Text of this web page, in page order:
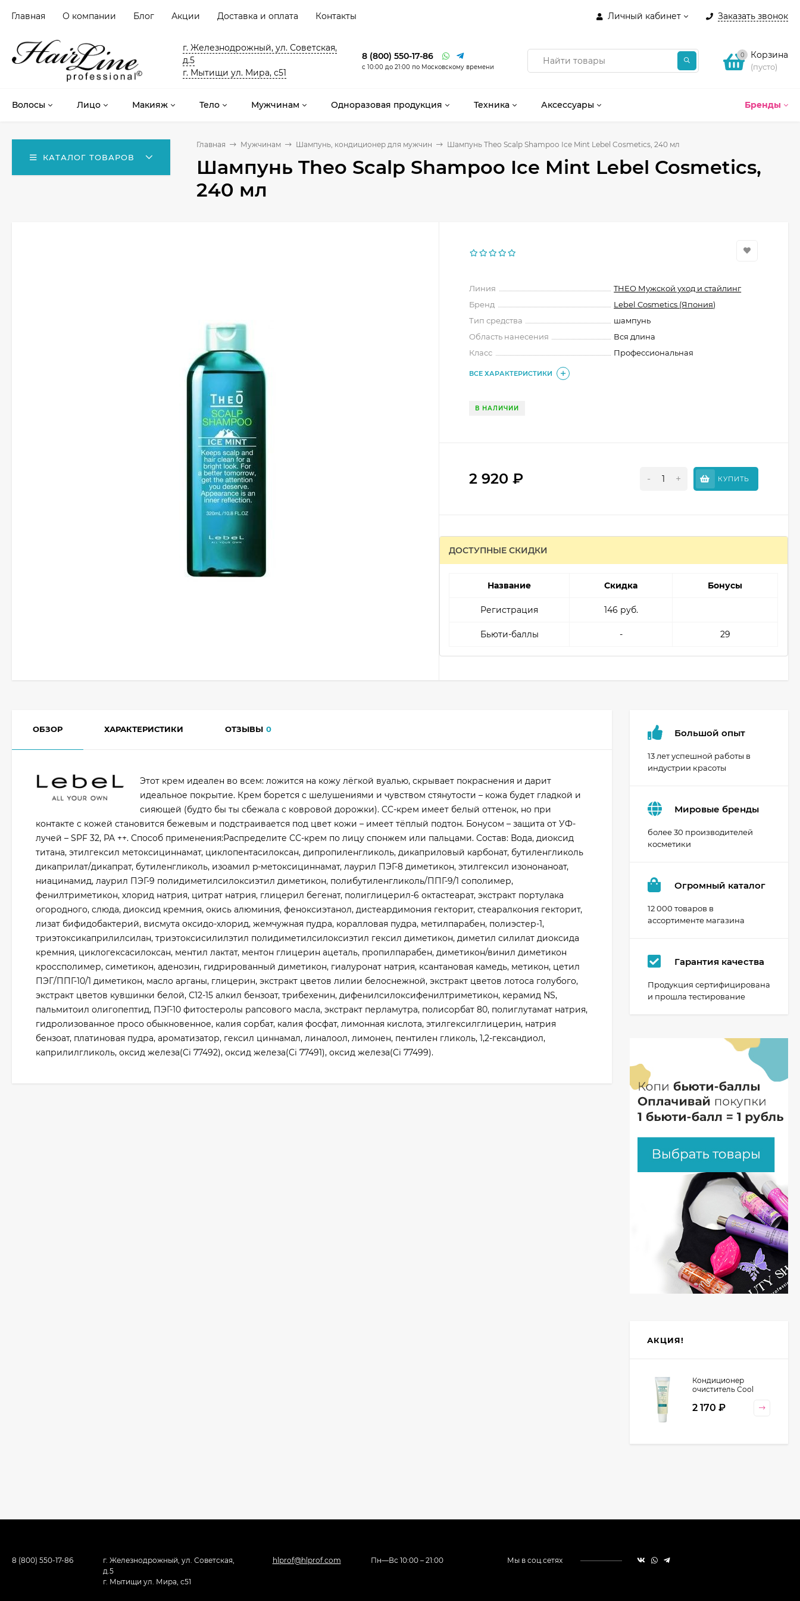
Личный кабинет Заказать звонок
Главная О компании Блог Акции Доставка и оплата Контакты
г. Железнодрожный, ул. Советская,
д.5
г. Мытищи ул. Мира, с51
8 (800) 550-17-86
с 10:00 до 21:00 по Московскому времени
0 Корзина
(пусто)
Бренды
Волосы Лицо Макияж Тело Мужчинам Одноразовая продукция Техника Аксессуары
КАТАЛОГ ТОВАРОВ
Главная Мужчинам Шампунь, кондиционер для мужчин Шампунь Theo Scalp Shampoo Ice Mint Lebel Cosmetics, 240 мл
Шампунь Theo Scalp Shampoo Ice Mint Lebel Cosmetics,
240 мл
Линия
THEO Мужской уход и стайлинг
Бренд
Lebel Cosmetics (Япония)
Тип средства
шампунь
Область нанесения
Вся длина
Класс
Профессиональная
ВСЕ ХАРАКТЕРИСТИКИ
В НАЛИЧИИ
2 920₽ - + КУПИТЬ
ДОСТУПНЫЕ СКИДКИ
Название Скидка Бонусы
Регистрация 146 руб.
Бьюти-баллы - 29
ОБЗОР ХАРАКТЕРИСТИКИ ОТЗЫВЫ 0
Этот крем идеален во всем: ложится на кожу лёгкой вуалью, скрывает покраснения и дарит
идеальное покрытие. Крем борется с шелушениями и чувством стянутости – кожа будет гладкой и
сияющей (будто бы ты сбежала с ковровой дорожки). CC-крем имеет белый оттенок, но при
контакте с кожей становится бежевым и подстраивается под цвет кожи – имеет тёплый подтон. Бонусом – защита от УФ-
лучей – SPF 32, PA ++. Способ применения:Распределите СС-крем по лицу спонжем или пальцами. Состав: Вода, диоксид
титана, этилгексил метоксициннамат, циклопентасилоксан, дипропиленгликоль, дикаприловый карбонат, бутиленгликоль
дикаприлат/дикапрат, бутиленгликоль, изоамил p-метоксициннамат, лаурил ПЭГ-8 диметикон, этилгексил изононаноат,
ниацинамид, лаурил ПЭГ-9 полидиметилсилоксиэтил диметикон, полибутиленгликоль/ППГ-9/1 сополимер,
фенилтриметикон, хлорид натрия, цитрат натрия, глицерил бегенат, полиглицерил-6 октастеарат, экстракт портулака
огородного, слюда, диоксид кремния, окись алюминия, феноксиэтанол, дистеардимония гекторит, стеаралкония гекторит,
лизат бифидобактерий, висмута оксидо-хлорид, жемчужная пудра, коралловая пудра, метилпарабен, полиэстер-1,
триэтоксикаприлилсилан, триэтоксисилилэтил полидиметилсилоксиэтил гексил диметикон, диметил силилат диоксида
кремния, циклогексасилоксан, ментил лактат, ментон глицерин ацеталь, пропилпарабен, диметикон/винил диметикон
кроссполимер, симетикон, аденозин, гидрированный диметикон, гиалуронат натрия, ксантановая камедь, метикон, цетил
ПЭГ/ППГ-10/1 диметикон, масло арганы, глицерин, экстракт цветов лилии белоснежной, экстракт цветов лотоса голубого,
экстракт цветов кувшинки белой, С12-15 алкил бензоат, трибехенин, дифенилсилоксифенилтриметикон, керамид NS,
пальмитоил олигопептид, ПЭГ-10 фитостеролы рапсового масла, экстракт перламутра, полисорбат 80, полиглутамат натрия,
гидролизованное просо обыкновенное, калия сорбат, калия фосфат, лимонная кислота, этилгексилглицерин, натрия
бензоат, платиновая пудра, ароматизатор, гексил циннамал, линалоол, лимонен, пентилен гликоль, 1,2-гександиол,
каприлилгликоль, оксид железа(Ci 77492), оксид железа(Ci 77491), оксид железа(Ci 77499).
Большой опыт
13 лет успешной работы в
индустрии красоты
Мировые бренды
более 30 производителей
косметики
Огромный каталог
12 000 товаров в
ассортименте магазина
Гарантия качества
Продукция сертифицирована
и прошла тестирование
АКЦИЯ!
Кондиционер
очиститель Cool
Cosmetics, 130 гр
2 170 ₽
8 (800) 550-17-86
г. Железнодрожный, ул. Советская,
д.5
г. Мытищи ул. Мира, с51
hlprof@hlprof.com Пн—Вс 10:00 – 21:00 Мы в соц.сетях